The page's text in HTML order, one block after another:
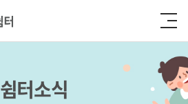
쉼터소식